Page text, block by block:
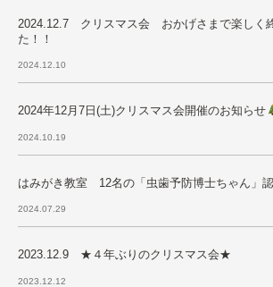
2024.12.7 クリスマス会 おかげさまで楽しく
た！！
2024.12.10
2024年12月7日(土)クリスマス会開催のお知らせ
2024.10.19
はみがき教室 12名の「虫歯予防博士ちゃん」認
2024.07.29
2023.12.9 ★４年ぶりのクリスマス会★
2023.12.12